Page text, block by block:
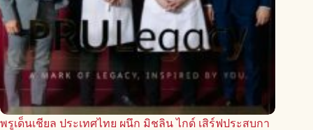
พรูเด็นเชียล ประเทศไทย ผนึก มิชลิน ไกด์ เสิร์ฟประสบกา